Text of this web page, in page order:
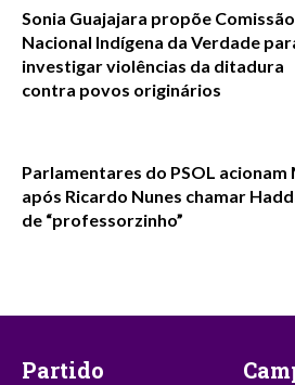
Sonia Guajajara propõe Comissão
Nacional Indígena da Verdade
investigar violências da ditadura
contra povos originários
Parlamentares do PSOL acionam
após Ricardo Nunes chamar
de “professorzinho”
Partido